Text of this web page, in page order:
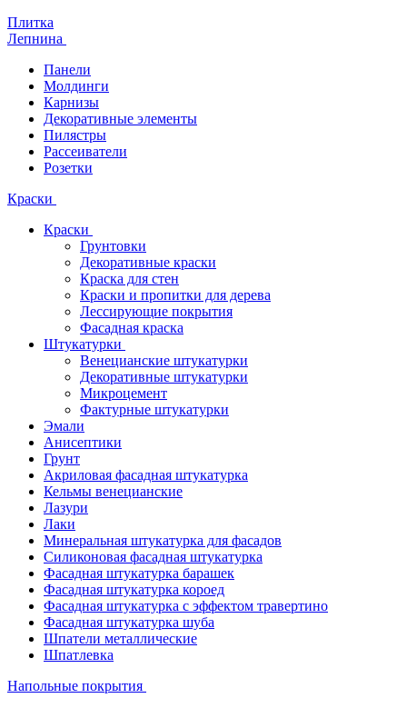
Плитка
Лепнина
Панели
Молдинги
Карнизы
Декоративные элементы
Пилястры
Рассеиватели
Розетки
Краски
Краски
Грунтовки
Декоративные краски
Краска для стен
Краски и пропитки для дерева
Лессирующие покрытия
Фасадная краска
Штукатурки
Венецианские штукатурки
Декоративные штукатурки
Микроцемент
Фактурные штукатурки
Эмали
Анисептики
Грунт
Акриловая фасадная штукатурка
Кельмы венецианские
Лазури
Лаки
Минеральная штукатурка для фасадов
Силиконовая фасадная штукатурка
Фасадная штукатурка барашек
Фасадная штукатурка короед
Фасадная штукатурка с эффектом травертино
Фасадная штукатурка шуба
Шпатели металлические
Шпатлевка
Напольные покрытия